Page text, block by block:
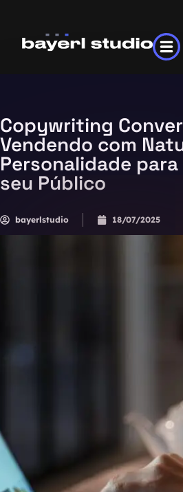
Copywriting
Vendendo com
Personalidade
seu Público
bayerlstudio 18/07/2025